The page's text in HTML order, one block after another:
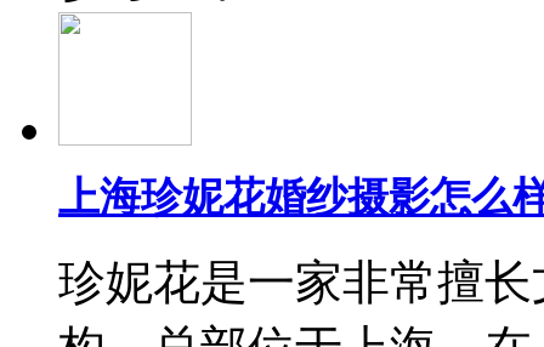
上海珍妮花婚纱摄影怎么
珍妮花是一家非常擅